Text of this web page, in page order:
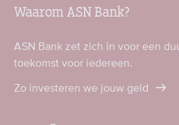
Waarom ASN Bank?
ASN Bank zet zich in voor een
toekomst voor iedereen.
Zo investeren we jouw geld